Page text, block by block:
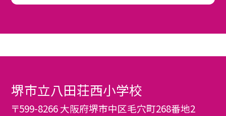
堺市立八田荘西小学校
〒599-8266 大阪府堺市中区毛穴町268番地2